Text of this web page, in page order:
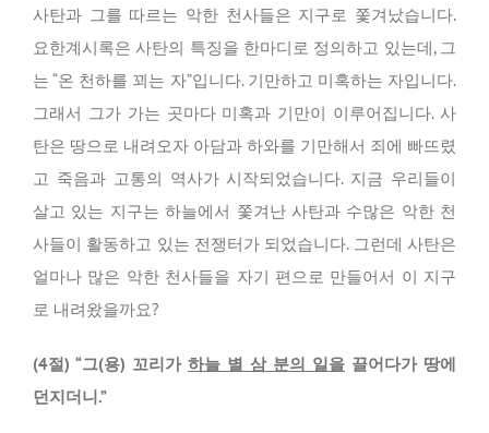
사탄과 그를 따르는 악한 천사들은 지구로 쫓겨났습니다.
요한계시록은 사탄의 특징을 한마디로 정의하고 있는데, 그
는 “온 천하를 꾀는 자”입니다. 기만하고 미혹하는 자입니다.
그래서 그가 가는 곳마다 미혹과 기만이 이루어집니다. 사
탄은 땅으로 내려오자 아담과 하와를 기만해서 죄에 빠뜨렸
고 죽음과 고통의 역사가 시작되었습니다. 지금 우리들이
살고 있는 지구는 하늘에서 쫓겨난 사탄과 수많은 악한 천
사들이 활동하고 있는 전쟁터가 되었습니다. 그런데 사탄은
얼마나 많은 악한 천사들을 자기 편으로 만들어서 이 지구
로 내려왔을까요?
(4절) “그(용) 꼬리가 하늘 별 삼 분의 일을 끌어다가 땅에
던지더니.”